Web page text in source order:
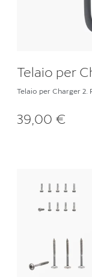
Telaio per
Telaio per Charger 2.
39,00 €